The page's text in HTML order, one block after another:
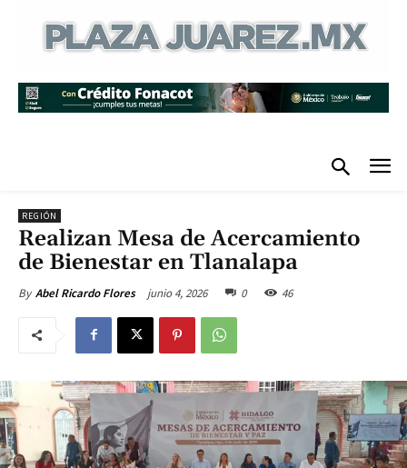
REGIÓN
Realizan Mesa de Acercamiento
de Bienestar en Tlanalapa
By Abel Ricardo Flores junio 4, 2026 0 46